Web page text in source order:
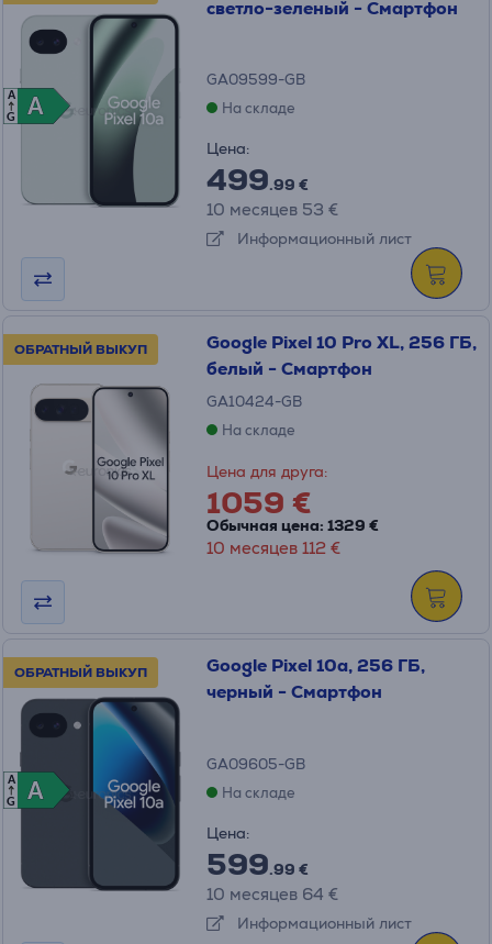
A
A
A
G
светло-зеленый - Смартфон
GA09599-GB
На складе
Цена:
499.99 €
10 месяцев 53 €
Информационный лист
ОБРАТНЫЙ ВЫКУП
Google Pixel 10 Pro XL, 256 ГБ,
белый - Смартфон
GA10424-GB
На складе
Цена для друга:
1059 €
Обычная цена: 1329 €
10 месяцев 112 €
ОБРАТНЫЙ ВЫКУП
A
A
A
G
Google Pixel 10a, 256 ГБ,
черный - Смартфон
GA09605-GB
На складе
Цена:
599.99 €
10 месяцев 64 €
Информационный лист